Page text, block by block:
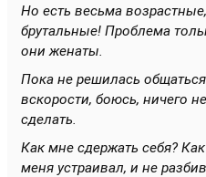
Но есть весьма
брутальные! Проблема
они женаты.
Пока не решилась
вскорости, боюсь, ничего
сделать.
Как мне сдержать себя?
меня устраивал, и не